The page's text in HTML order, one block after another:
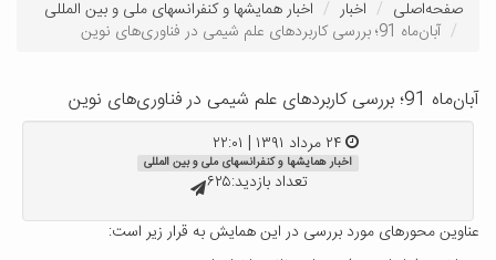
صفحه‌اصلی اخبار
اخبار همایشها و کنفرانسهای ملی و بین المللی
آبان‌ماه 91؛ بررسی کاربردهای علم شیمی در فناوری‌های نوین
آبان‌ماه 91؛ بررسی کاربردهای علم شیمی در فناوری‌های نوین
۲۴ مرداد ۱۳۹۱ | ۲۲:۰۱
اخبار همایشها و کنفرانسهای ملی و بین المللی
تعداد بازدید:۶۲۵
عناوین محورهای مورد بررسی در این همایش به قرار زیر است: